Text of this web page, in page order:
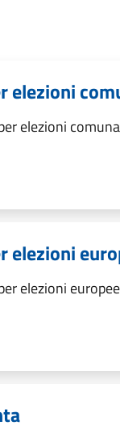
elezioni
elezioni
elezioni
elezioni europee